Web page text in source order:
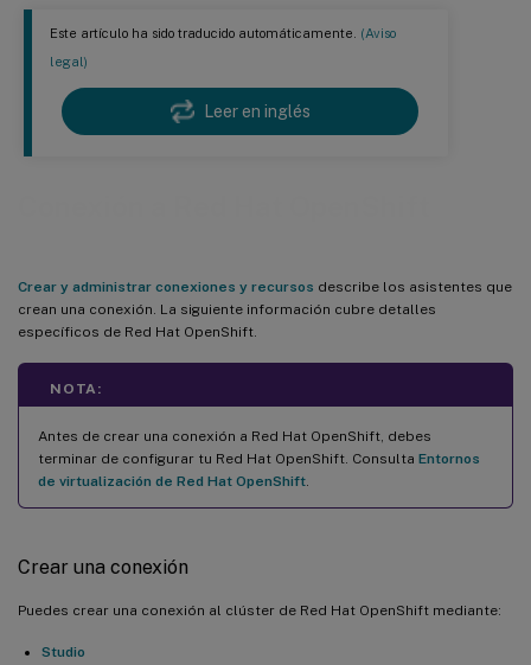
Este artículo ha sido traducido automáticamente. (Aviso
legal)
Leer en inglés
Crear y administrar conexiones y recursos describe los asistentes que
crean una conexión. La siguiente información cubre detalles
específicos de Red Hat OpenShift.
NOTA:
Antes de crear una conexión a Red Hat OpenShift, debes
terminar de configurar tu Red Hat OpenShift. Consulta Entornos
de virtualización de Red Hat OpenShift
Crear una conexión
Puedes crear una conexión al clúster de Red Hat OpenShift mediante:
Studio